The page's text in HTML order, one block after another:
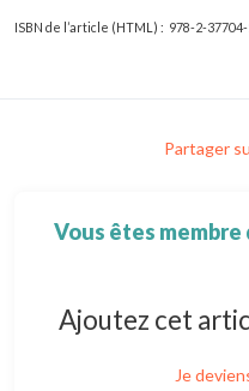
ISBN de l’article (HTML) : 978-2-
Partager
Vous êtes membre
Ajoutez cet
Je